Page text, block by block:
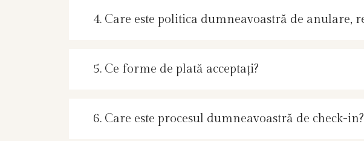
4. Care este politica dumneavoastră de anulare,
5. Ce forme de plată acceptați?
6. Care este procesul dumneavoastră de check-in?